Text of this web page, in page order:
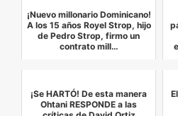
¡Nuevo millonario Dominicano!
A los 15 años Royel Strop, hijo
de Pedro Strop, firmo un
contrato mill…
¡Se HARTÓ! De esta manera
Ohtani RESPONDE a las